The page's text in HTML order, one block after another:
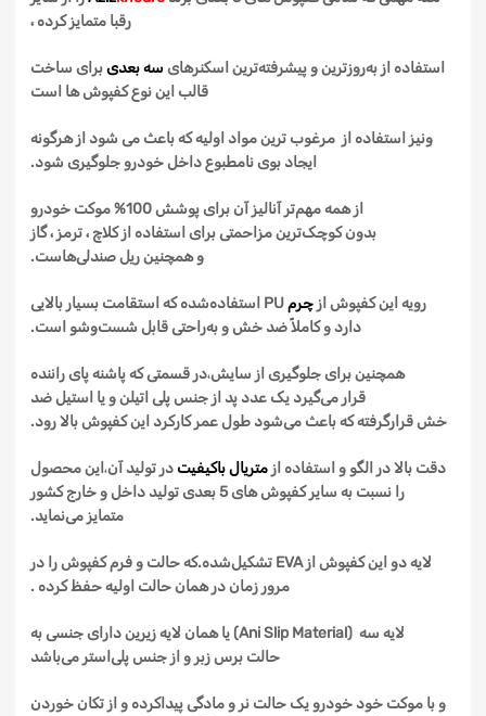
رقبا متمایز کرده ،
استفاده از به‌روزترینو پیشرفته‌تریناسکنرهایسهبعدیبرای ساخت
قالب این نوعکفپوشها است
ونیز استفاده از مرغوب ترین مواد اولیه که باعث می شود از هرگونه
ایجاد بوی نامطبوع داخل خودرو جلوگیری شود.
از همهمهم‌تر آنالیز آن برای پوشش100
%موکت خودرو
بدونکوچک‌ترینمزاحمتی برای استفاده از کلاچ ، ترمز ، گاز
و همچنینریلصندلی‌هاست.
رویهاینکفپوشاز چرم استفاده‌شده که استقامت بسیار بالایی
دارد و کاملاًضد خش و به‌راحتیقابل شست‌وشو است.
همچنین برای جلوگیری از سایش،در قسمتی که پاشنه پای راننده
قرار می‌گیرد یک عدد پد از جنسپلیاتیلنو یا استیلضد
خشقرارگرفتهکه باعث می‌شود طول عمر کارکرد اینکفپوشبالا رود.
دقت بالا در الگو و استفاده از متریالباکیفیت در تولید آن،این محصول
را نسبت به سایر کفپوش
های 5 بعدی تولید داخل و خارج کشور
متمایز می‌نماید.
لایهدو اینکفپوشاز EVA تشکیل‌شده.کهحالت و فرمکفپوشرا در
مرور زمان در همان حالت اولیه حفظ کرده .
لایه سه (Ani Slip Material) یا همان لایه زیرین دارای جنسیبه
حالت برس زبر و از جنسپلی‌استر می‌باشد
و با موکت خود خودرو یک حالت نر و مادگیپیداکرده و از تکان خوردن